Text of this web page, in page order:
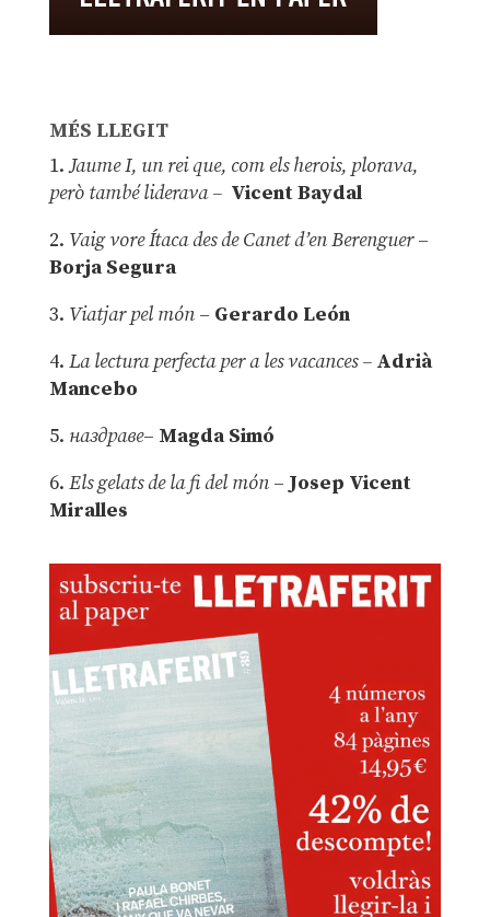
MÉS LLEGIT
1.Jaume I, un rei que, com els herois, plorava,
però també liderava – Vicent Baydal
2. Vaig vore Ítaca des de Canet d’en Berenguer–
Borja Segura
3. Viatjar pel món – Gerardo León
4. La lectura perfecta per a les vacances –Adrià
Mancebo
5. наздраве– Magda Simó
6. Els gelats de la fi del món – Josep Vicent
Miralles